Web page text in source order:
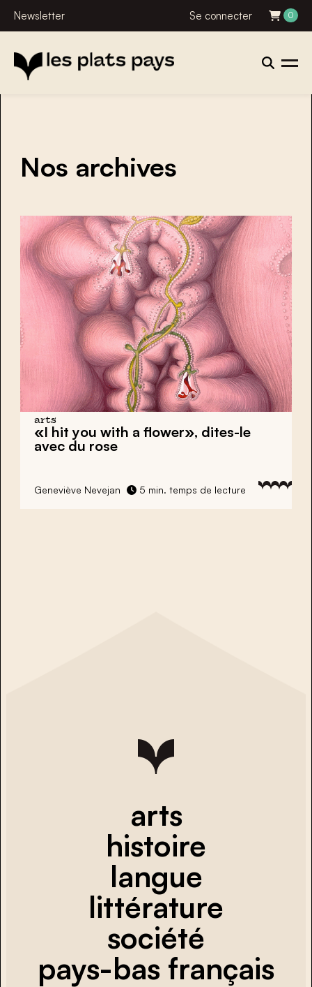
Newsletter Se connecter 0
Nos archives
arts
«I hit you with a flower», dites-le
avec du rose
Geneviève Nevejan 5 min. temps de lecture
arts
histoire
langue
littérature
société
pays-bas français